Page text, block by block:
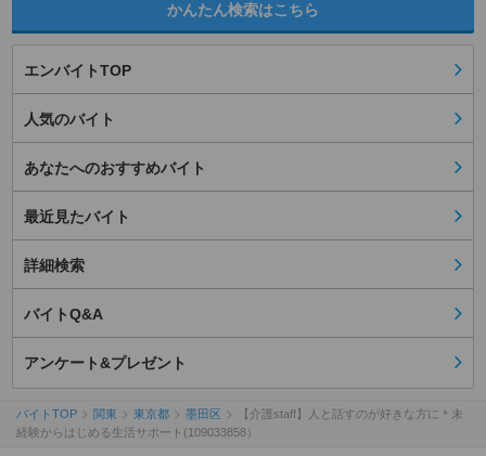
かんたん検索はこちら
エンバイトTOP
人気のバイト
あなたへのおすすめバイト
最近見たバイト
詳細検索
バイトQ&A
アンケート&プレゼント
バイトTOP 関東 東京都 墨田区
【介護staff】人と話すのが好きな方に＊未
経験からはじめる生活サポート(109033858）